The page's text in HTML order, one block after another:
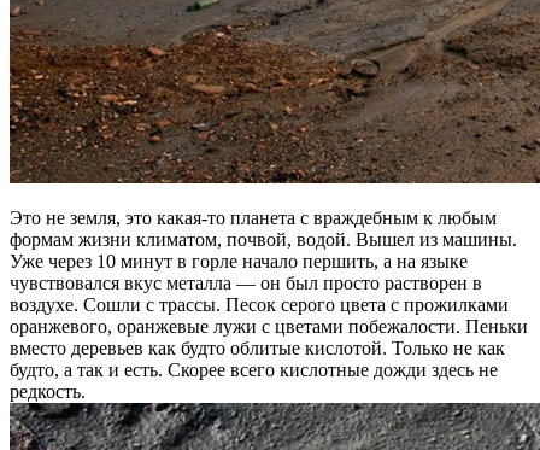
Это не земля, это какая-то планета с враждебным к любым
формам жизни климатом, почвой, водой. Вышел из машины.
Уже через 10 минут в горле начало першить, а на языке
чувствовался вкус металла — он был просто растворен в
воздухе. Сошли с трассы. Песок серого цвета с прожилками
оранжевого, оранжевые лужи с цветами побежалости. Пеньки
вместо деревьев как будто облитые кислотой. Только не как
будто, а так и есть. Скорее всего кислотные дожди здесь не
редкость.